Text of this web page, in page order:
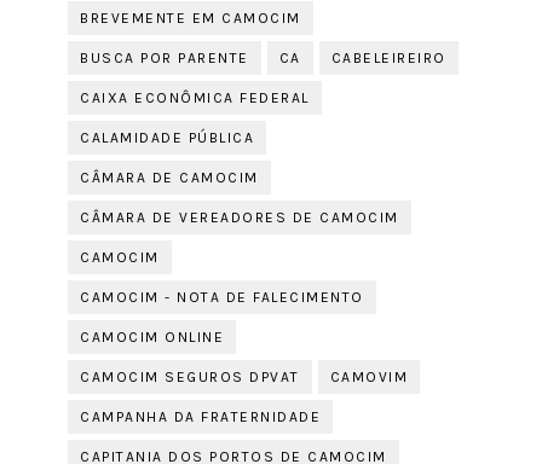
BREVEMENTE EM CAMOCIM
BUSCA POR PARENTE CA CABELEIREIRO
CAIXA ECONÔMICA FEDERAL
CALAMIDADE PÚBLICA
CÂMARA DE CAMOCIM
CÂMARA DE VEREADORES DE CAMOCIM
CAMOCIM
CAMOCIM - NOTA DE FALECIMENTO
CAMOCIM ONLINE
CAMOCIM SEGUROS DPVAT CAMOVIM
CAMPANHA DA FRATERNIDADE
CAPITANIA DOS PORTOS DE CAMOCIM